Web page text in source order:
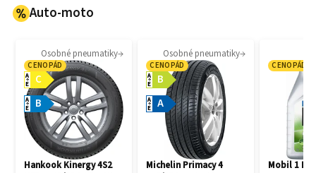
Auto-moto
Osobné pneumatiky
CENOPÁD
C
A
E
B
A
E
Hankook Kinergy 4S2
Osobné pneumatiky
CENOPÁD
B
A
E
A
A
E
Michelin Primacy 4
CENOPÁD
Mobil 1